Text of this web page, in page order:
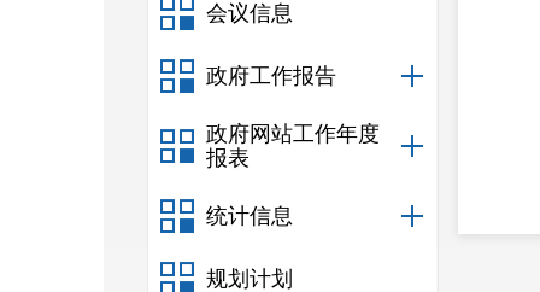
会议信息
政府工作报告
政府网站工作年度
报表
统计信息
规划计划